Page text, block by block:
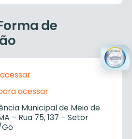
–Clique para
DE
AMBIENTAL
de Dispensa de
poderá ser
do endereço eletrônico
licencafacil
constam no Anexo I da
nº 060, de 25 de julho
de
acessar
Municipal de Meio de
– Rua 75, 137 – Setor